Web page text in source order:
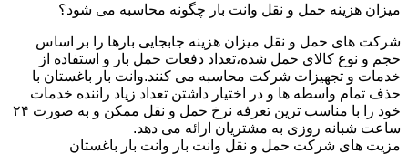
میزان هزینه حمل و نقل وانت بار چگونه محاسبه می شود؟
شرکت های حمل و نقل میزان هزینه جابجایی بارها را بر اساس
حجم و نوع کالای حمل شده،تعداد دفعات حمل بار و استفاده از
خدمات و تجهیزات شرکت محاسبه می کنند.وانت بار باغستان با
حذف تمام واسطه ها و در اختیار داشتن تعداد زیاد راننده خدمات
خود را با مناسب ترین تعرفه نرخ حمل و نقل ممکن و به صورت ۲۴
ساعت شبانه روزی به مشتریان ارائه می دهد.
مزیت های شرکت حمل و نقل وانت بار وانت بار باغستان